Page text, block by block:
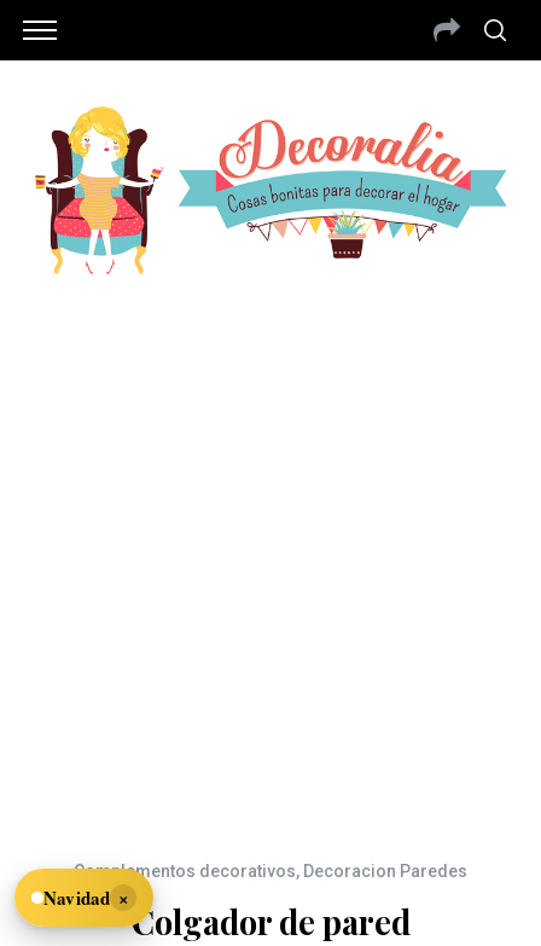
Complementos decorativos, Decoracion Paredes
Colgador de pared
Navidad ×